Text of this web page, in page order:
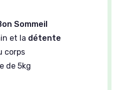
Sommeil
et la détente
corps
de 5kg